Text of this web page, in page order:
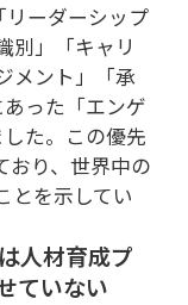
リーダーシップ
別」「キャリ
メント」「承
った「エンゲ
た。この優先
おり、世界中の
とを示してい
人材育成プ
ていない